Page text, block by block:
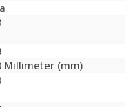
Millimeter (mm)